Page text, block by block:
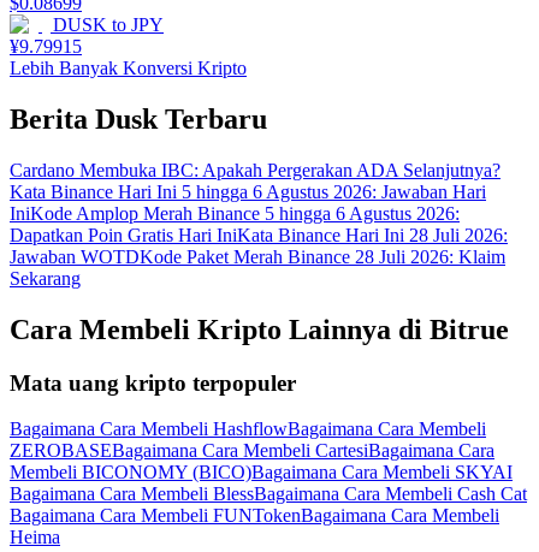
DUSK to JPY
¥9.79915
Lebih Banyak Konversi Kripto
Berita Dusk Terbaru
Cardano Membuka IBC: Apakah Pergerakan ADA Selanjutnya?
Kata Binance Hari Ini 5 hingga 6 Agustus 2026: Jawaban Hari
IniKode Amplop Merah Binance 5 hingga 6 Agustus 2026:
Dapatkan Poin Gratis Hari IniKata Binance Hari Ini 28 Juli 2026:
Jawaban WOTDKode Paket Merah Binance 28 Juli 2026: Klaim
Sekarang
Cara Membeli Kripto Lainnya di Bitrue
Mata uang kripto terpopuler
Bagaimana Cara Membeli HashflowBagaimana Cara Membeli
ZEROBASEBagaimana Cara Membeli CartesiBagaimana Cara
Membeli BICONOMY (BICO)Bagaimana Cara Membeli SKYAI
Bagaimana Cara Membeli BlessBagaimana Cara Membeli Cash Cat
Bagaimana Cara Membeli FUNTokenBagaimana Cara Membeli
Heima